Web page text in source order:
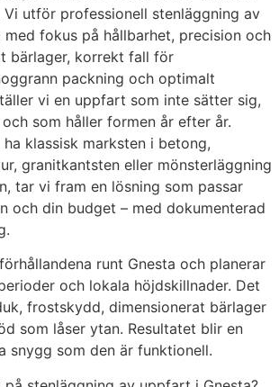
Vi utför professionell stenläggning av
fokus på hållbarhet, precision och
bärlager, korrekt fall för
packning och optimalt
vi en uppfart som inte sätter sig,
som håller formen år efter år.
klassisk marksten i betong,
granitkantsten eller mönsterläggning
tar vi fram en lösning som passar
och din budget – med dokumenterad
runt Gnesta och planerar
och lokala höjdskillnader. Det
frostskydd, dimensionerat bärlager
som låser ytan. Resultatet blir en
snygg som den är funktionell.